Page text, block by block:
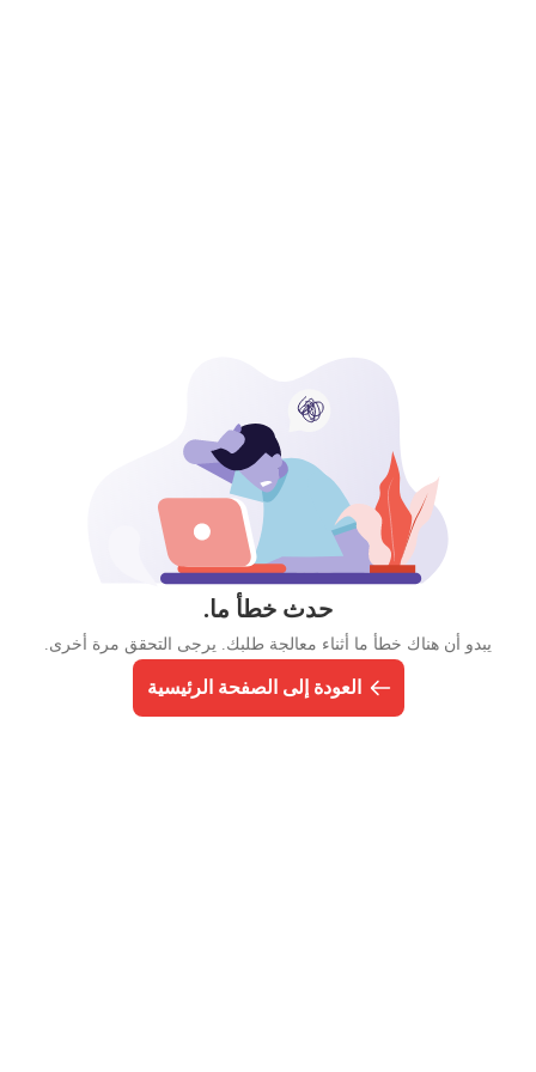
حدث خطأ ما.
يبدو أن هناك خطأ ما أثناء معالجة طلبك. يرجى التحقق مرة أخرى.
العودة إلى الصفحة الرئيسية